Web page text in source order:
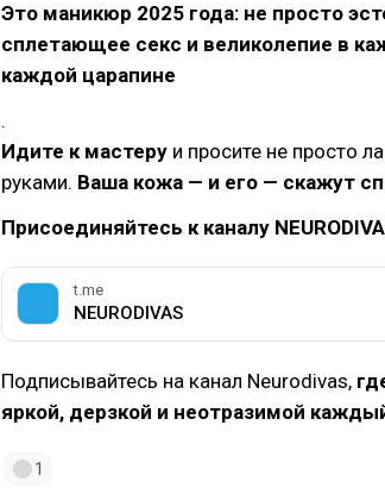
Это маникюр 2025 года: не просто
сплетающее секс и великолепие в
каждой царапине
.
Идите к мастеру и просите не просто
руками. Ваша кожа — и его — скажут
Присоединяйтесь к каналу
t.me
NEURODIVAS
Подписывайтесь на канал Neurodivas,
яркой, дерзкой и неотразимой
1